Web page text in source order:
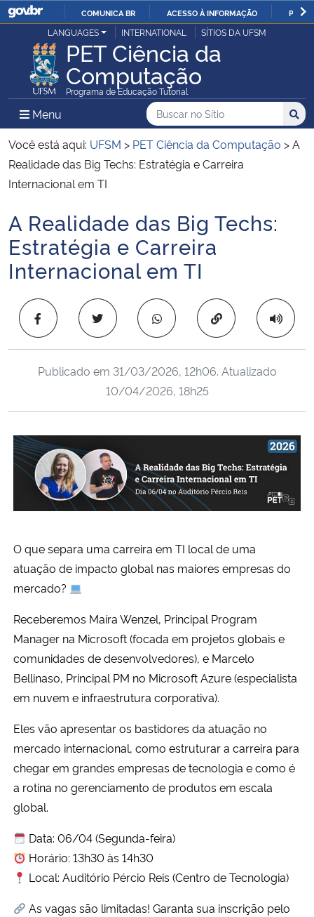
IR
PARA
O
CONTEÚDO
COMUNICA BR ACESSO À INFORMAÇÃO
Ministério da Justiça e Segurança Pública
Ministério da Defesa
Ministério das Relações Exteriores
Ministério da Economia
Ministério da Infraestrutura
Ministério da Agricultura, Pecuária e Abastecimento
Ministério da Cidadania
Ministério da Ciência, Tecnologia, Inovações e Comunicações
Ministério do Meio Ambiente
Ministério do Turismo
Ministério do Desenvolvimento Regional
Controladoria-Geral da União
Ministério da Mulher, da Família e dos Direitos Humanos
Secretaria-Geral
Secretaria de Governo
Gabinete de Segurança Institucional
Advocacia-Geral da União
Banco Central do Brasil
Planalto
LANGUAGES INTERNATIONAL SÍTIOS DA UFSM
PET Ciência da
Computação
Programa de Educação Tutorial
Menu Menu Principal do Sítio
Busca
Buscar no no Sítio
Busca:
Você está aqui: UFSM > PET Ciência da Computação >A
Realidade das Big Techs: Estratégia e Carreira
Internacional em TI
Início do conteúdo
A Realidade das Big Techs:
Estratégia e Carreira
Internacional em TI
Copiar para área
Publicado em 31/03/2026, 12h06. Atualizado
10/04/2026, 18h25
O que separa uma carreira em TI local de uma
atuação de impacto global nas maiores empresas do
mercado?
Receberemos Maíra Wenzel, Principal Program
Manager na Microsoft (focada em projetos globais e
comunidades de desenvolvedores), e Marcelo
Bellinaso, Principal PM no Microsoft Azure (especialista
em nuvem e infraestrutura corporativa).
Eles vão apresentar os bastidores da atuação no
mercado internacional, como estruturar a carreira para
chegar em grandes empresas de tecnologia e como é
a rotina no gerenciamento de produtos em escala
global.
Data: 06/04 (Segunda-feira)
Horário: 13h30 às 14h30
Local: Auditório Pércio Reis (Centro de Tecnologia)
As vagas são limitadas! Garanta sua inscrição pelo